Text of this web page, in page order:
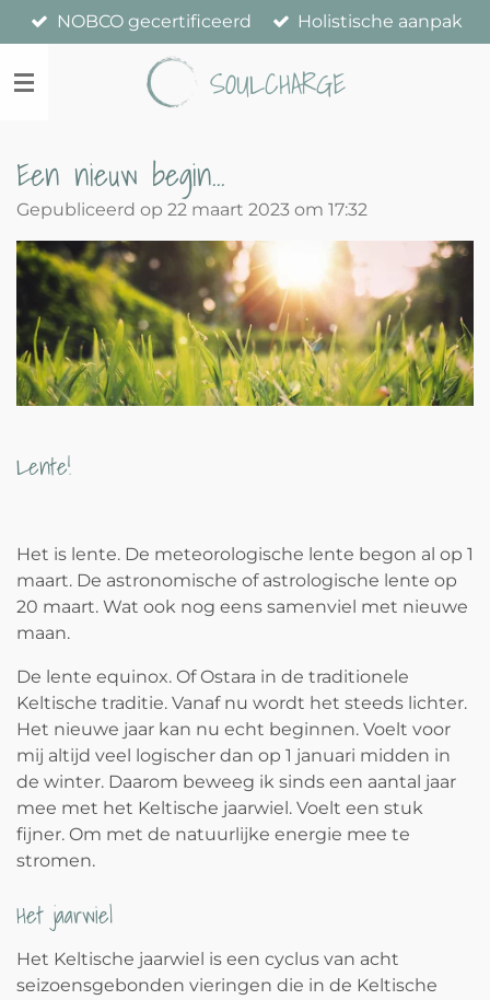
Ga
direct
naar
SOULCHARGE
NOBCO gecertificeerd Holistische aanpak
Een nieuw begin...
Gepubliceerd op 22 maart 2023 om 17:32
Lente!
Het is lente. De meteorologische lente begon al op 1
maart. De astronomische of astrologische lente op
20 maart. Wat ook nog eens samenviel met nieuwe
maan.
De lente equinox. Of Ostara in de traditionele
Keltische traditie. Vanaf nu wordt het steeds lichter.
Het nieuwe jaar kan nu echt beginnen. Voelt voor
mij altijd veel logischer dan op 1 januari midden in
de winter. Daarom beweeg ik sinds een aantal jaar
mee met het Keltische jaarwiel. Voelt een stuk
fijner. Om met de natuurlijke energie mee te
stromen.
Het jaarwiel
Het Keltische jaarwiel is een cyclus van acht
seizoensgebonden vieringen die in de Keltische